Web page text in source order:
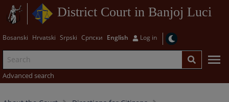
District Court in Banjoj Luci
Bosanski Hrvatski Srpski Српски English Log in
Advanced search